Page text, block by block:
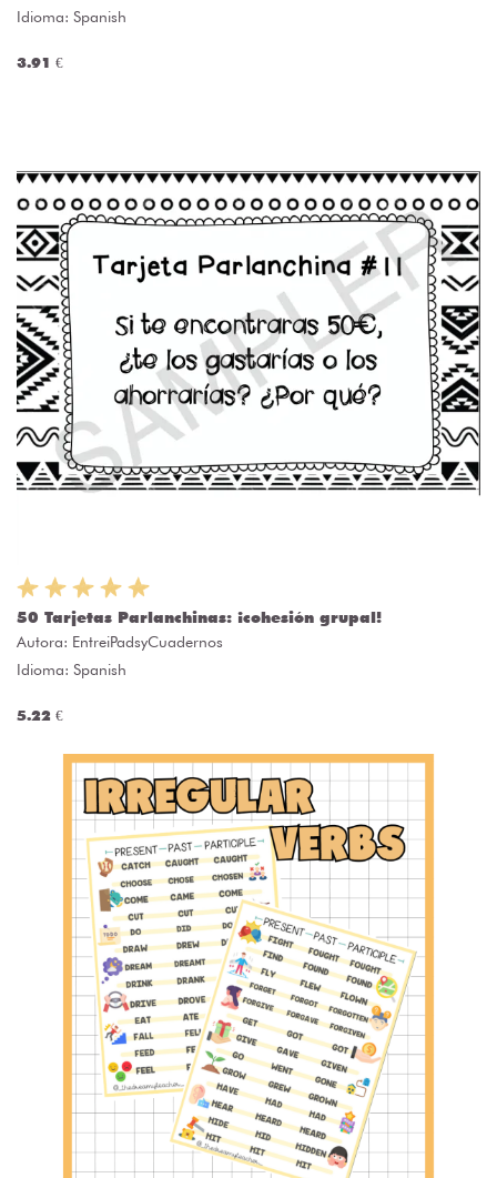
Idioma: Spanish
3.91 €
50 Tarjetas Parlanchinas: ¡cohesión grupal!
Autora: EntreiPadsyCuadernos
Idioma: Spanish
5.22 €